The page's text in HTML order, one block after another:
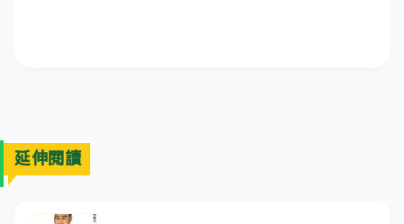
延伸閱讀